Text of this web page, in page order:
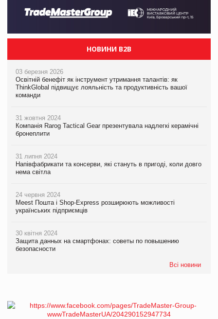
НОВИНИ B2B
03 березня 2026
Освітній бенефіт як інструмент утримання талантів: як
ThinkGlobal підвищує лояльність та продуктивність вашої
команди
31 жовтня 2024
Компанія Rarog Tactical Gear презентувала надлегкі керамічні
бронеплити
31 липня 2024
Напівфабрикати та консерви, які стануть в пригоді, коли довго
нема світла
24 червня 2024
Meest Пошта і Shop-Express розширюють можливості
українських підприємців
30 квітня 2024
Защита данных на смартфонах: советы по повышению
безопасности
Всі новини